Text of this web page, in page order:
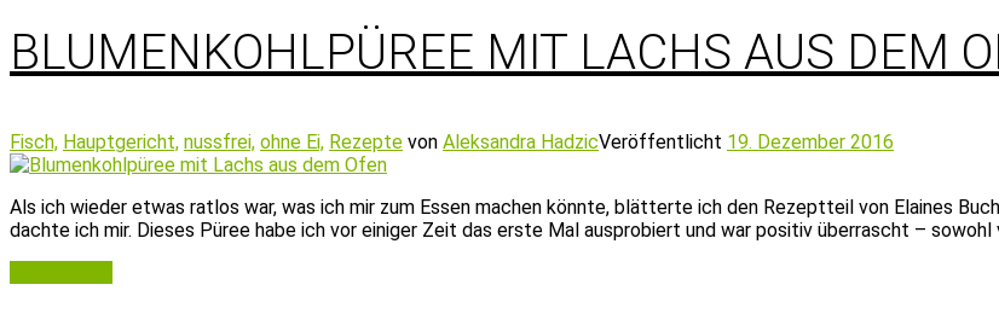
BLUMENKOHLPÜREE MIT LACHS AUS DEM
Fisch, Hauptgericht, nussfrei, ohne Ei, Rezepte von Aleksandra HadzicVeröffentlicht 19. Dezember 2016
Als ich wieder etwas ratlos war, was ich mir zum Essen machen könnte, blätterte ich den Rezeptteil von Elaines
dachte ich mir. Dieses Püree habe ich vor einiger Zeit das erste Mal ausprobiert und war positiv überrascht – sowohl